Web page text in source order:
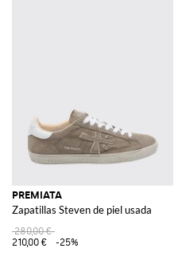
PREMIATA
Zapatillas Steven de piel usada
280,00 €
210,00 €
-25%